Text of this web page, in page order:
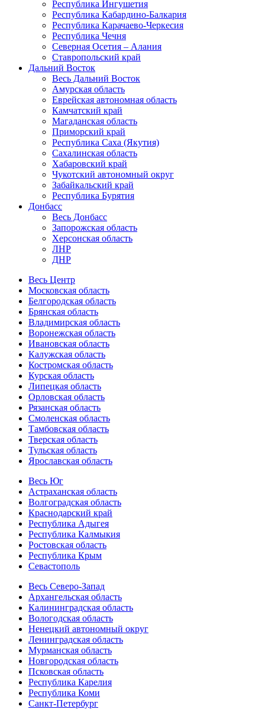
Республика Ингушетия
Республика Кабардино-Балкария
Республика Карачаево-Черкесия
Республика Чечня
Северная Осетия – Алания
Ставропольский край
Дальний Восток
Весь Дальний Восток
Амурская область
Еврейская автономная область
Камчатский край
Магаданская область
Приморский край
Республика Саха (Якутия)
Сахалинская область
Хабаровский край
Чукотский автономный округ
Забайкальский край
Республика Бурятия
Донбасс
Весь Донбасс
Запорожская область
Херсонская область
ЛНР
ДНР
Весь Центр
Московская область
Белгородская область
Брянская область
Владимирская область
Воронежская область
Ивановская область
Калужская область
Костромская область
Курская область
Липецкая область
Орловская область
Рязанская область
Смоленская область
Тамбовская область
Тверская область
Тульская область
Ярославская область
Весь Юг
Астраханская область
Волгоградская область
Краснодарский край
Республика Адыгея
Республика Калмыкия
Ростовская область
Республика Крым
Севастополь
Весь Северо-Запад
Архангельская область
Калининградская область
Вологодская область
Ненецкий автономный округ
Ленинградская область
Мурманская область
Новгородская область
Псковская область
Республика Карелия
Республика Коми
Санкт-Петербург